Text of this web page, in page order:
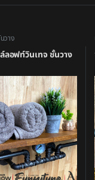
วาง
ลอฟท์วินเทจ ชั้นวาง